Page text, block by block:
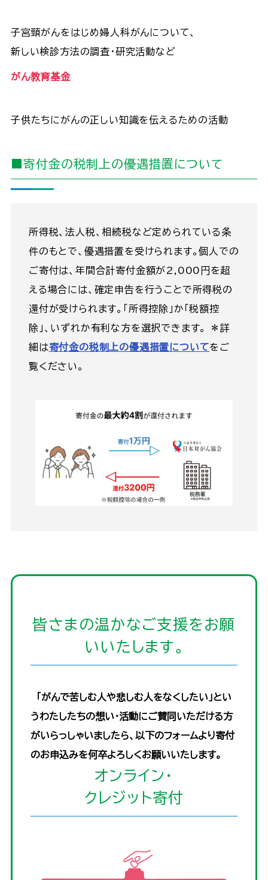
子宮頸がんをはじめ婦人科がんについて、
新しい検診方法の調査・研究活動など
がん教育基金
子供たちにがんの正しい知識を伝えるための活動
■寄付金の税制上の優遇措置について
所得税、法人税、相続税など定められている条
件のもとで、優遇措置を受けられます。個人での
ご寄付は、年間合計寄付金額が2,000円を超
える場合には、確定申告を行うことで所得税の
還付が受けられます。「所得控除」か「税額控
除」、いずれか有利な方を選択できます。 ＊詳
細は寄付金の税制上の優遇措置についてをご
覧ください。
皆さまの温かなご支援をお願
いいたします｡
「がんで苦しむ人や悲しむ人をなくしたい」とい
うわたしたちの想い・活動にご賛同いただける方
がいらっしゃいましたら、以下のフォームより寄付
のお申込みを何卒よろしくお願いいたします。
オンライン・
クレジット寄付